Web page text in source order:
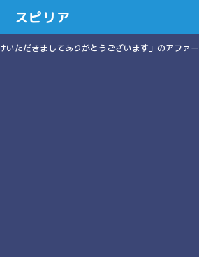
スピリア
いただきましてありがとうございます」のアフ